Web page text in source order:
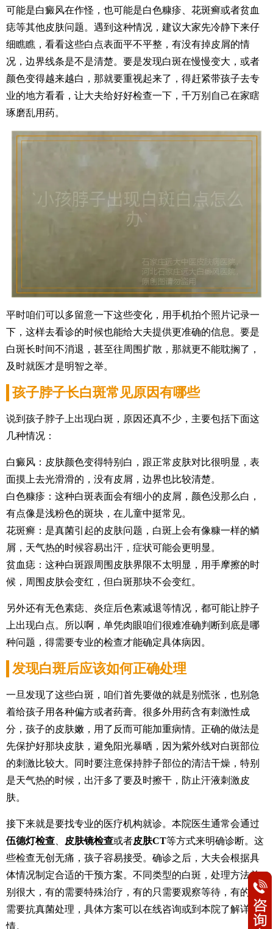
可能是白癜风在作怪，也可能是白色糠疹、花斑癣或者贫血
痣等其他皮肤问题。遇到这种情况，建议大家先冷静下来仔
细瞧瞧，看看这些白点表面平不平整，有没有掉皮屑的情
况，边界线条是不是清楚。要是发现白斑在慢慢变大，或者
颜色变得越来越白，那就要重视起来了，得赶紧带孩子去专
业的地方看看，让大夫给好好检查一下，千万别自己在家瞎
琢磨乱用药。
平时咱们可以多留意一下这些变化，用手机拍个照片记录一
下，这样去看诊的时候也能给大夫提供更准确的信息。要是
白斑长时间不消退，甚至往周围扩散，那就更不能耽搁了，
及时就医才是明智之举。
孩子脖子长白斑常见原因有哪些
说到孩子脖子上出现白斑，原因还真不少，主要包括下面这
几种情况：
白癜风：皮肤颜色变得特别白，跟正常皮肤对比很明显，表
面摸上去光滑滑的，没有皮屑，边界也比较清楚。
白色糠疹：这种白斑表面会有细小的皮屑，颜色没那么白，
有点像是浅粉色的斑块，在儿童中挺常见。
花斑癣：是真菌引起的皮肤问题，白斑上会有像糠一样的鳞
屑，天气热的时候容易出汗，症状可能会更明显。
贫血痣：这种白斑跟周围皮肤界限不太明显，用手摩擦的时
候，周围皮肤会变红，但白斑那块不会变红。
另外还有无色素痣、炎症后色素减退等情况，都可能让脖子
上出现白点。所以啊，单凭肉眼咱们很难准确判断到底是哪
种问题，得需要专业的检查才能确定具体病因。
发现白斑后应该如何正确处理
一旦发现了这些白斑，咱们首先要做的就是别慌张，也别急
着给孩子用各种偏方或者药膏。很多外用药含有刺激性成
分，孩子的皮肤嫩，用了反而可能加重病情。正确的做法是
先保护好那块皮肤，避免阳光暴晒，因为紫外线对白斑部位
的刺激比较大。同时要注意保持脖子部位的清洁干燥，特别
是天气热的时候，出汗多了要及时擦干，防止汗液刺激皮
肤。
接下来就是要找专业的医疗机构就诊。本院医生通常会通过
伍德灯检查
皮肤镜检查或者皮肤CT等方式来明确诊断。这
些检查无创无痛，孩子容易接受。确诊之后，大夫会根据具
体情况制定合适的干预方案。不同类型的白斑，处理方法差
别很大，有的需要特殊治疗，有的只需要观察等待，有的则
需要抗真菌处理，具体方案可以在线咨询或到本院了解详
情。